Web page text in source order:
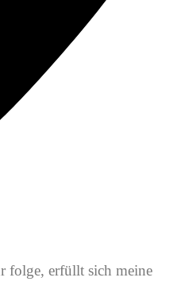
folge, erfüllt sich meine